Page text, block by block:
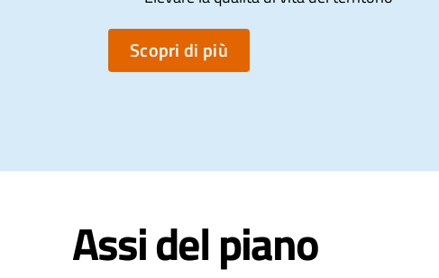
Scopri di più
Assi del piano